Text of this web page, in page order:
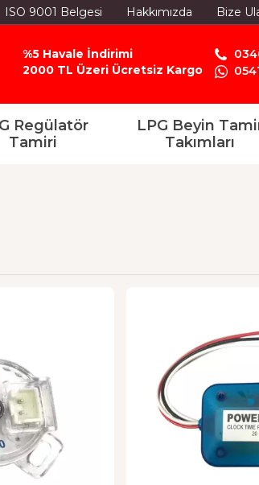
ISO 9001 Belgesi Hakkımızda Bize
%5 Havale İndirimi
2000 TL Üzeri Ücretsiz Kargo
Regülatör
Tamiri
LPG Beyin
Takımları